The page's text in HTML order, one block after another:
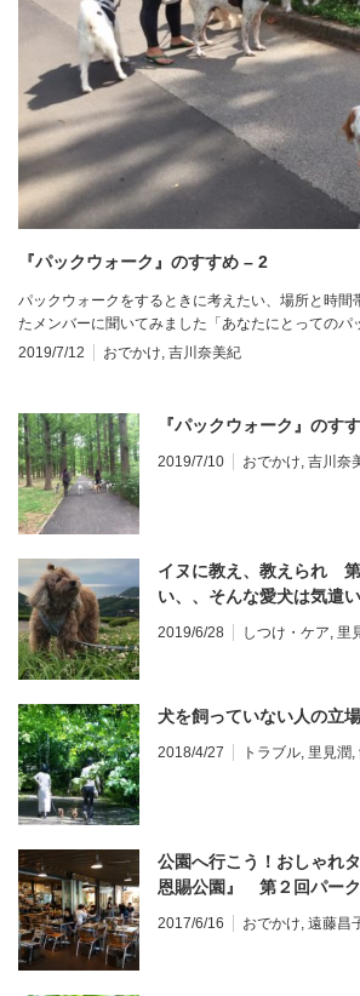
『パックウォーク』のすすめ – 2
パックウォークをするときに考えたい、場所と時間
たメンバーに聞いてみました「あなたにとってのパ
2019/7/12
おでかけ, 吉川奈美紀
『パックウォーク』のす
2019/7/10 おでかけ, 吉川奈
イヌに教え、教えられ
い、、そんな愛犬は気遣
2019/6/28 しつけ・ケア, 里
犬を飼っていない人の立
2018/4/27 トラブル, 里見潤,
公園へ行こう！おしゃれ
恩賜公園』 第２回パー
一緒に食事ができるお店
2017/6/16 おでかけ, 遠藤昌